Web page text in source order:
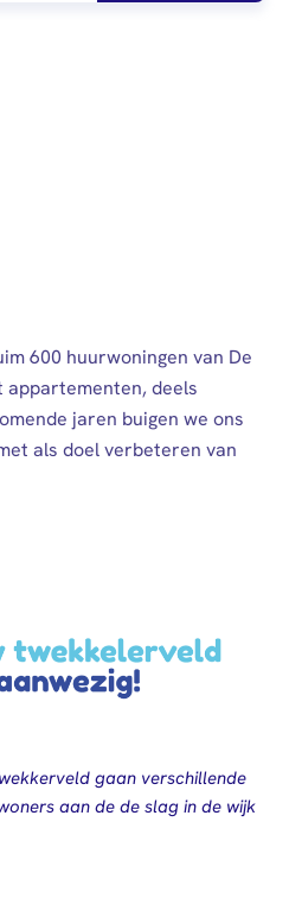
600 huurwoningen van De
appartementen, deels
jaren buigen we ons
als doel verbeteren van
gaan verschillende
aan de de slag in de wijk